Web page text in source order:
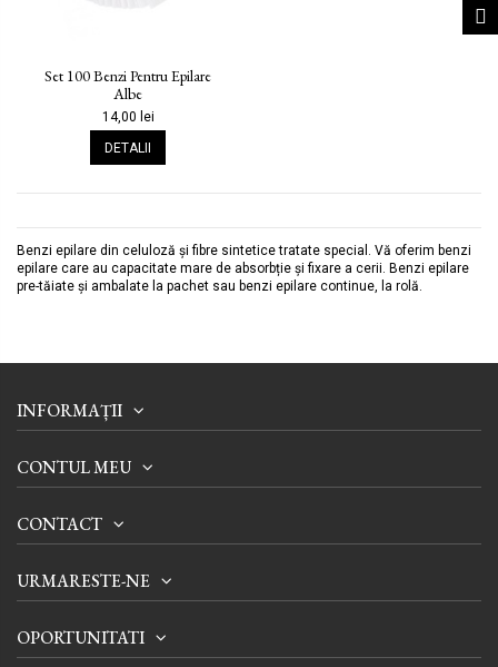
Set 100 Benzi Pentru Epilare
Albe
14,00 lei
DETALII
Benzi epilare din celuloză și fibre sintetice tratate special. Vă oferim benzi
epilare care au capacitate mare de absorbție și fixare a cerii. Benzi epilare
pre-tăiate și ambalate la pachet sau benzi epilare continue, la rolă.
INFORMAȚII
CONTUL MEU
CONTACT
URMARESTE-NE
OPORTUNITATI